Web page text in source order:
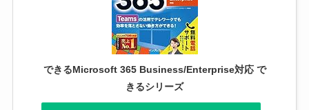
できるMicrosoft 365 Business/Enterprise対応 で
きるシリーズ